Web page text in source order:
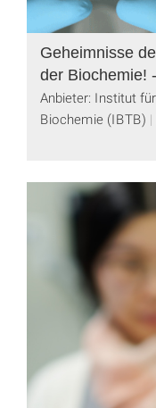
Geheimnisse
der Biochemie!
Anbieter: Institut
Biochemie (IBTB)